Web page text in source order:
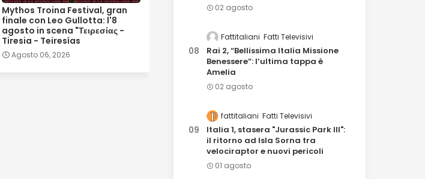
Mythos Troina Festival, gran
finale con Leo Gullotta: l'8
agosto in scena "Τειρεσίας -
Tiresia - Teiresías
Agosto 06, 2026
02 agosto
Fattitaliani Fatti Televisivi
Rai 2, “Bellissima Italia Missione
Benessere”: l’ultima tappa è
Amelia
02 agosto
fattitaliani Fatti Televisivi
Italia 1, stasera "Jurassic Park III":
il ritorno ad Isla Sorna tra
velociraptor e nuovi pericoli
01 agosto